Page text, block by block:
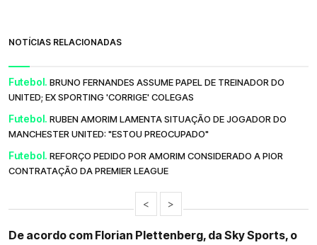
NOTÍCIAS RELACIONADAS
Futebol. BRUNO FERNANDES ASSUME PAPEL DE TREINADOR DO
UNITED; EX SPORTING 'CORRIGE' COLEGAS
Futebol. RUBEN AMORIM LAMENTA SITUAÇÃO DE JOGADOR DO
MANCHESTER UNITED: "ESTOU PREOCUPADO"
Futebol. REFORÇO PEDIDO POR AMORIM CONSIDERADO A PIOR
CONTRATAÇÃO DA PREMIER LEAGUE
< >
De acordo com Florian Plettenberg, da Sky Sports, o